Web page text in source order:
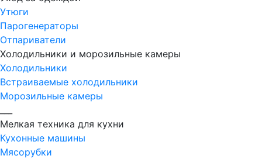
Утюги
Парогенераторы
Отпариватели
Холодильники и морозильные камеры
Холодильники
Встраиваемые холодильники
Морозильные камеры
Мелкая техника для кухни
Кухонные машины
Мясорубки